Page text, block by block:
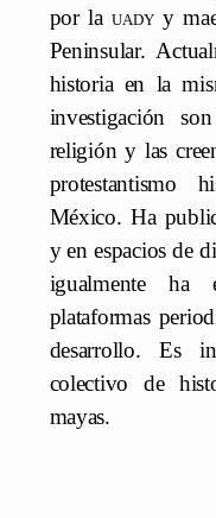
por lauadyy
Peninsular.
historia en la
investigación
religión y las
México. Ha
y en espacios de
igualmente ha
plataformas
desarrollo. Es
colectivo de
mayas.